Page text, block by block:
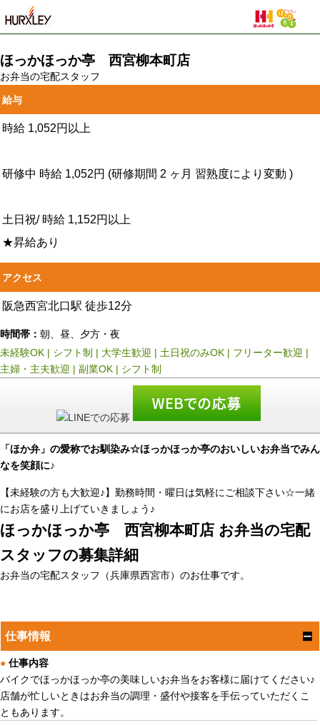
ほっかほっか亭 西宮柳本町店
お弁当の宅配スタッフ
給与
時給 1,052円以上
研修中 時給 1,052円 (研修期間 2 ヶ月 習熟度により変動 )
土日祝/ 時給 1,152円以上
★昇給あり
アクセス
阪急西宮北口駅 徒歩12分
時間帯： 朝、昼、夕方・夜
未経験OK | シフト制 | 大学生歓迎 | 土日祝のみOK | フリーター歓迎 |
主婦・主夫歓迎 | 副業OK | シフト制
「ほか弁」の愛称でお馴染み☆ほっかほっか亭のおいしいお弁当でみん
なを笑顔に♪
【未経験の方も大歓迎♪】勤務時間・曜日は気軽にご相談下さい☆一緒
にお店を盛り上げていきましょう♪
ほっかほっか亭 西宮柳本町店 お弁当の宅配
スタッフの募集詳細
お弁当の宅配スタッフ（兵庫県西宮市）のお仕事です。
仕事情報
● 仕事内容
バイクでほっかほっか亭の美味しいお弁当をお客様に届けてください♪
店舗が忙しいときはお弁当の調理・盛付や接客を手伝っていただくこ
ともあります。